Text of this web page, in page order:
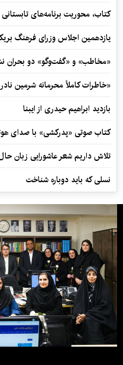
کتاب، محوریت برنامه‌های
یازدهمین اجلاس وزرای فرهنگ
«مخاطب» و «گفت‌وگو» دو بحران
«خاطرات کاملاً محرمانه شرمین
بازدید ابراهیم حیدری از ایبنا
کتاب صوتی «پدرکشی» با صدای
تلاش داریم شعر عاشورایی زبان
نسلی که باید دوباره شناخت